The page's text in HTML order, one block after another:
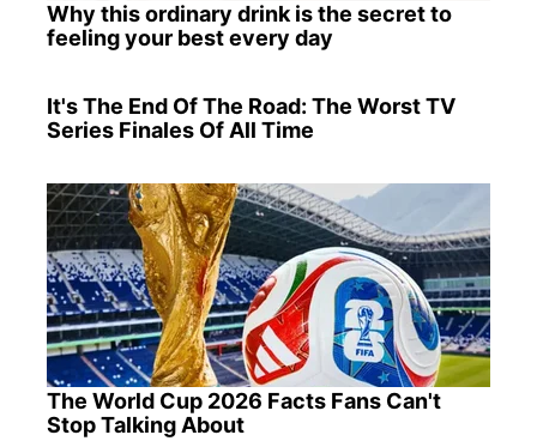
Why this ordinary drink is the secret to
feeling your best every day
It's The End Of The Road: The Worst TV
Series Finales Of All Time
The World Cup 2026 Facts Fans Can't
Stop Talking About